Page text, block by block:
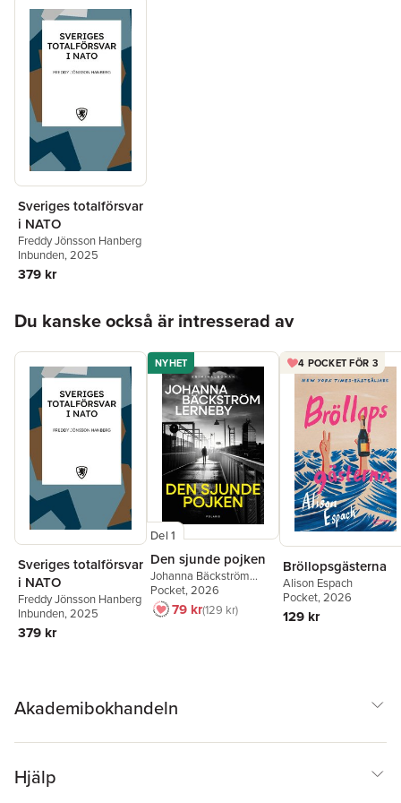
totalförsvarsplanering på ett resurseffektivt sätt i din
organisation så har du hjälpt hela Sverige att höja tröskeln för
alla typer av angrepp.
Överskottet från boken doneras till Ukraina.
Freddy Jönsson Hanberg är ordförande för
Totalförsvarsstiftelsen.
Sveriges totalförsvar
i NATO
Freddy Jönsson Hanberg
Inbunden, 2025
379 kr
Du kanske också är intresserad av
Sveriges totalförsvar
i NATO
Freddy Jönsson Hanberg
Inbunden, 2025
379 kr
NYHET
Del 1
Den sjunde pojken
Johanna Bäckström
Lerneby
Pocket, 2026
79 kr129 kr
4 POCKET FÖR 3
Bröllopsgästerna
Alison Espach
Pocket, 2026
129 kr
Akademibokhandeln
Hjälp